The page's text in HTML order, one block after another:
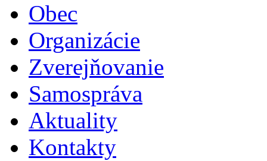
Obec
Organizácie
Zverejňovanie
Samospráva
Aktuality
Kontakty